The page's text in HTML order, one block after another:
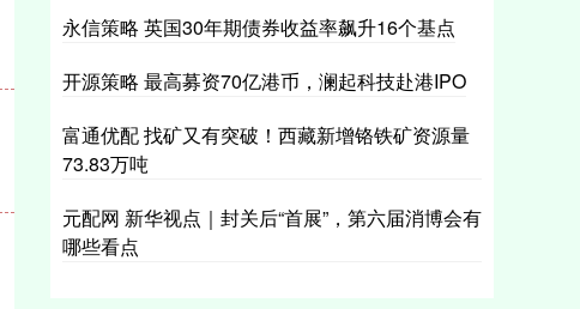
永信策略 英国30年期债券收益率飙升16个基点
开源策略 最高募资70亿港币，澜起科技赴港IPO
富通优配 找矿又有突破！西藏新增铬铁矿资源量
73.83万吨
元配网 新华视点｜封关后“首展”，第六届消博会有
哪些看点